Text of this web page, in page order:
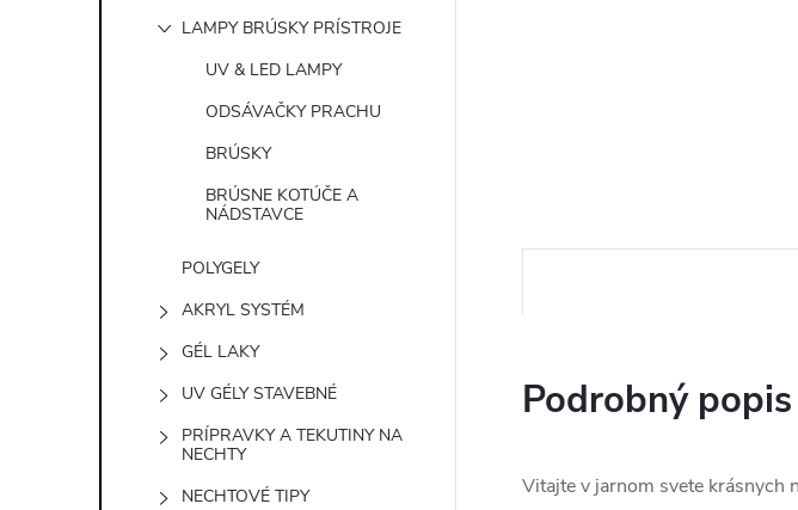
LAMPY BRÚSKY PRÍSTROJE
UV & LED LAMPY
ODSÁVAČKY PRACHU
BRÚSKY
BRÚSNE KOTÚČE A
NÁDSTAVCE
POLYGELY
AKRYL SYSTÉM
GÉL LAKY
UV GÉLY STAVEBNÉ
PRÍPRAVKY A TEKUTINY NA
NECHTY
NECHTOVÉ TIPY
Podrobný popis
Vitajte v jarnom svete krásnych